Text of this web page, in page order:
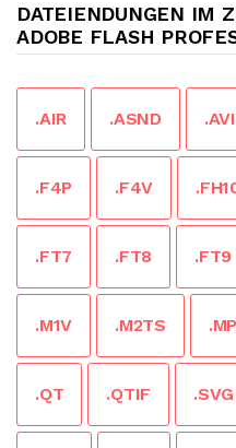
DATEIENDUNGEN IM
ADOBE FLASH
.AIR .ASND .AVI
.F4P .F4V
.FT7 .FT8 .FT9
.M1V .M2TS
.QT .QTIF .SVG